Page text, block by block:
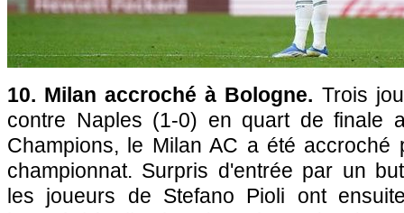
10. Milan accroché à Bologne. Trois
contre Naples (1-0) en quart de finale
Champions, le Milan AC a été accroché
championnat. Surpris d'entrée par un
les joueurs de Stefano Pioli ont